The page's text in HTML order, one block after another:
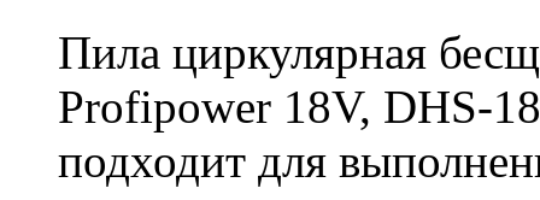
Пила циркулярная
Profipower 18V, DHS-
подходит для